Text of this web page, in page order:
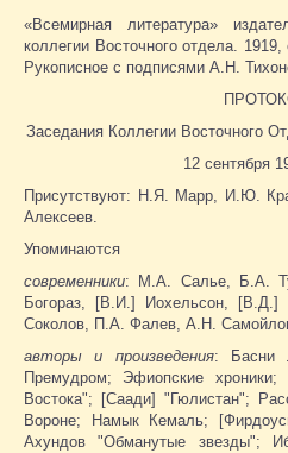
«Всемирная литература»
коллегии Восточного отдела.
Рукописное с подписями А.Н.
Заседания Коллегии Восточного
12 сентября
Присутствуют: Н.Я. Марр, И.Ю.
Алексеев.
Упоминаются
современники: М.А. Салье, Б.А.
Богораз, [В.И.] Иохельсон,
Соколов, П.А. Фалев, А.Н.
авторы и произведения: Басни
Премудром; Эфиопские
Востока"; [Саади] "Гюлистан";
Вороне; Намык Кемаль;
Ахундов "Обманутые звезды";